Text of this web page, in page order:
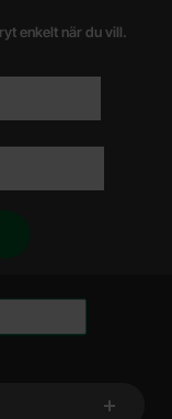
enkelt när du vill.